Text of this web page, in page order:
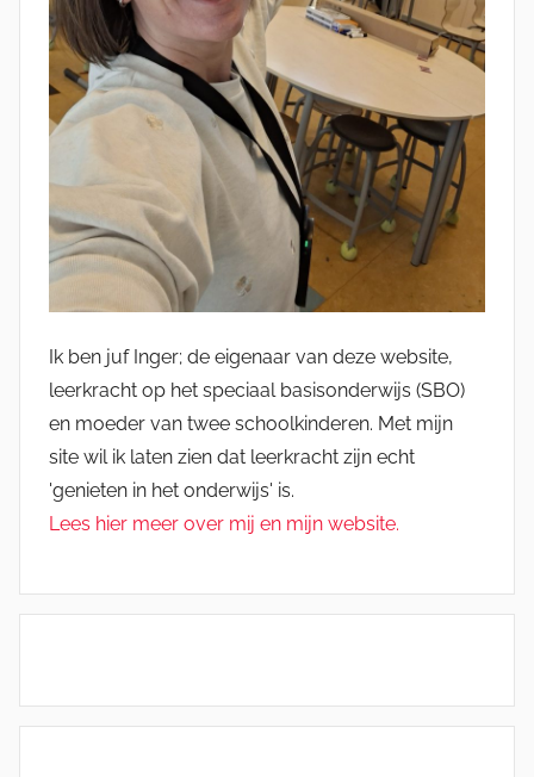
Ik ben juf Inger; de eigenaar van deze website,
leerkracht op het speciaal basisonderwijs (SBO)
en moeder van twee schoolkinderen. Met mijn
site wil ik laten zien dat leerkracht zijn echt
'genieten in het onderwijs' is.
Lees hier meer over mij en mijn website.